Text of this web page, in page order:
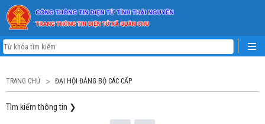
TRANG CHỦ ĐẠI HỘI ĐẢNG BỘ CÁC CẤP
Tìm kiếm thông tin ❯